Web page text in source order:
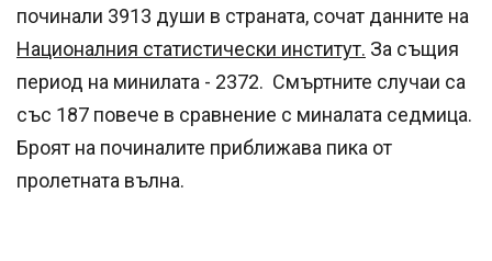
починали 3913 души в страната, сочат данните на
Националния статистически институт. За същия
период на минилата - 2372. Смъртните случаи са
със 187 повече в сравнение с миналата седмица.
Броят на починалите приближава пика от
пролетната вълна.